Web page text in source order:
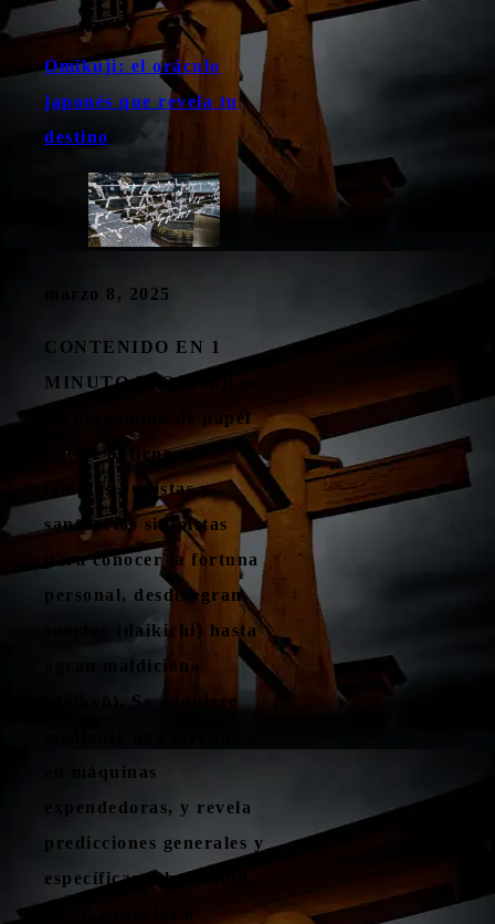
Omikuji: el oráculo
japonés que revela tu
destino
marzo 8, 2025
CONTENIDO EN 1
MINUTO El Omikuji es
un pergamino de papel
que se obtiene en
templos budistas y
santuarios sintoístas
para conocer la fortuna
personal, desde «gran
suerte» (daikichi) hasta
«gran maldición»
(daikyō). Se adquiere
en máquinas
expendedoras, y revela
predicciones generales y
específicas sobre salud,